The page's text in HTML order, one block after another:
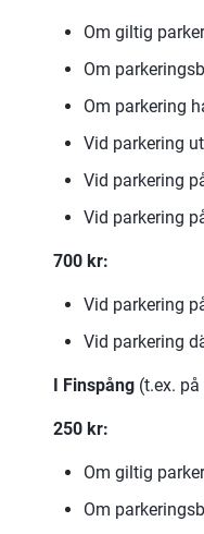
Om giltig
Om
Om parkering
Vid parkering
Vid parkering
Vid parkering
700 kr:
Vid parkering
Vid parkering
I Finspång (t.ex.
250 kr:
Om giltig
Om